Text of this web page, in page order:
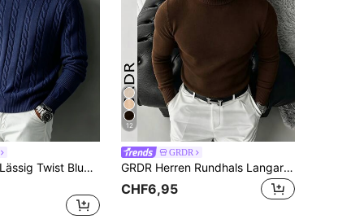
GRDR Herren Lässig Twist Blumenmuster Rundhals Langarm Strickpullover
12
GRDR
GRDR Herren Rundhals Langarm Pullover, vielseitiger Alltagspullover aus Strick
CHF6,95